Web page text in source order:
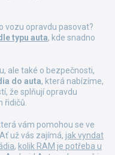
vozu opravdu pasovat?
typu auta, kde snadno
ale také o bezpečnosti,
do auta, která nabízíme,
že splňují opravdu
řidičů.
vám pomohou se ve
už vás zajímá, jak vyndat
, kolik RAM je potřeba u